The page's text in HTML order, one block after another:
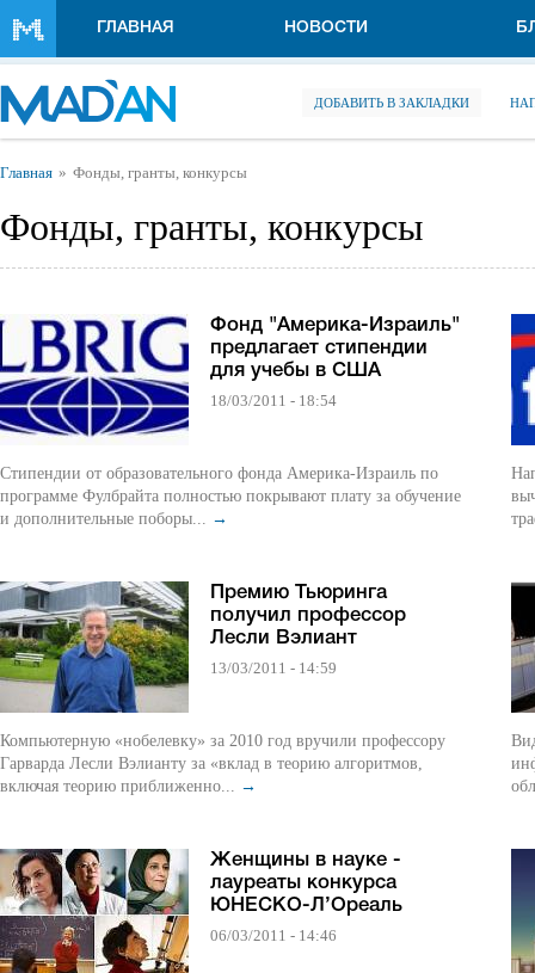
ГЛАВНАЯ НОВОСТИ
ДОБАВИТЬ В ЗАКЛАДКИ
Вы здесь
Главная Фонды, гранты, конкурсы
Фонды, гранты, конкурсы
Фонд "Америка-Израиль"
предлагает стипендии
для учебы в США
18/03/2011 - 18:54
Стипендии от образовательного фонда Америка-Израиль по
программе Фулбрайта полностью покрывают плату за обучение
и дополнительные поборы... →
Премию Тьюринга
получил профессор
Лесли Вэлиант
13/03/2011 - 14:59
Компьютерную «нобелевку» за 2010 год вручили профессору
Гарварда Лесли Вэлианту за «вклад в теорию алгоритмов,
включая теорию приближенно... →
Женщины в науке -
лауреаты конкурса
ЮНЕСКО-Л’Ореаль
06/03/2011 - 14:46
Видео